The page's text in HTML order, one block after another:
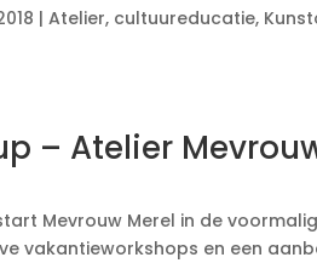
|Atelier, cultuureducatie,
– Atelier
Mevrouw Merel in de
vakantieworkshops en een